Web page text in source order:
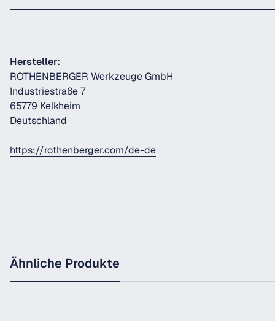
Hersteller:
ROTHENBERGER Werkzeuge GmbH
Industriestraße 7
65779 Kelkheim
Deutschland
https://rothenberger.com/de-de
Ähnliche Produkte